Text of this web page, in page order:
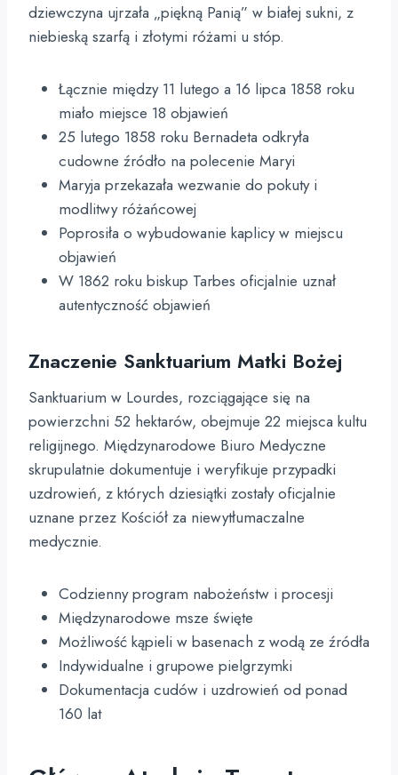
dziewczyna ujrzała „piękną Panią” w białej sukni, z
niebieską szarfą i złotymi różami u stóp.
Łącznie między 11 lutego a 16 lipca 1858 roku
miało miejsce 18 objawień
25 lutego 1858 roku Bernadeta odkryła
cudowne źródło na polecenie Maryi
Maryja przekazała wezwanie do pokuty i
modlitwy różańcowej
Poprosiła o wybudowanie kaplicy w miejscu
objawień
W 1862 roku biskup Tarbes oficjalnie uznał
autentyczność objawień
Znaczenie Sanktuarium Matki Bożej
Sanktuarium w Lourdes, rozciągające się na
powierzchni 52 hektarów, obejmuje 22 miejsca kultu
religijnego. Międzynarodowe Biuro Medyczne
skrupulatnie dokumentuje i weryfikuje przypadki
uzdrowień, z których dziesiątki zostały oficjalnie
uznane przez Kościół za niewytłumaczalne
medycznie.
Codzienny program nabożeństw i procesji
Międzynarodowe msze święte
Możliwość kąpieli w basenach z wodą ze źródła
Indywidualne i grupowe pielgrzymki
Dokumentacja cudów i uzdrowień od ponad
160 lat